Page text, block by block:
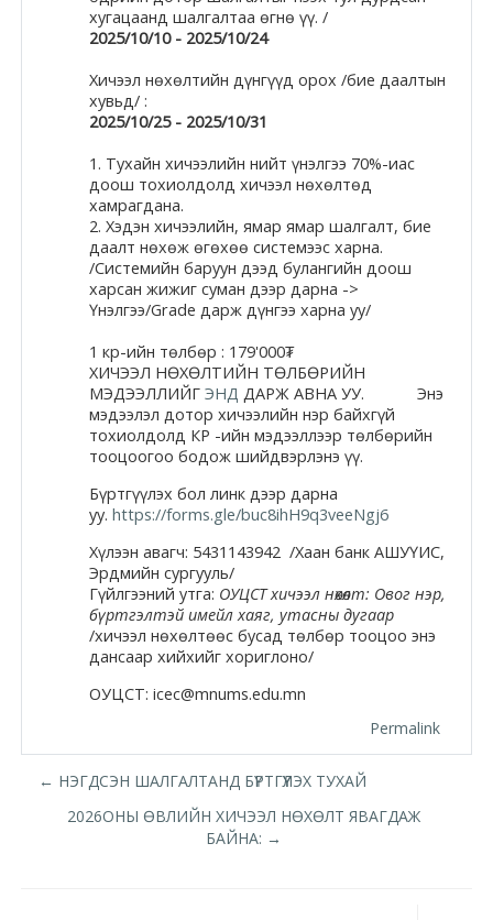
жишээ 2
community
Moodle
free support
Moodle
development
Moodle
Docs
Moodle.com
хугацаанд шалгалтаа өгнө үү. /
2025/10/10 - 2025/10/24
Хичээл нөхөлтийн дүнгүүд орох /бие даалтын
хувьд/ :
2025/10/25 - 2025/10/31
1. Тухайн хичээлийн нийт үнэлгээ 70%-иас
доош тохиолдолд хичээл нөхөлтөд
хамрагдана.
2. Хэдэн хичээлийн, ямар ямар шалгалт, бие
даалт нөхөж өгөхөө системээс харна.
/Системийн баруун дээд булангийн доош
харсан жижиг суман дээр дарна ->
Үнэлгээ/Grade дарж дүнгээ харна уу/
1 кр-ийн төлбөр : 179'000₮
ХИЧЭЭЛ НӨХӨЛТИЙН ТӨЛБӨРИЙН
МЭДЭЭЛЛИЙГ ЭНД ДАРЖ АВНА УУ. Энэ
мэдээлэл дотор хичээлийн нэр байхгүй
тохиолдолд КР -ийн мэдээллээр төлбөрийн
тооцоогоо бодож шийдвэрлэнэ үү.
Бүртгүүлэх бол линк дээр дарна
уу. https://forms.gle/buc8ihH9q3veeNgj6
Хүлээн авагч: 5431143942/Хаан банк АШУҮИС,
Эрдмийн сургууль/
Гүйлгээний утга: ОУЦСТ хичээл нөхөлт: Овог нэр,
бүртгэлтэй имейл хаяг, утасны дугаар
/хичээл нөхөлтөөс бусад төлбөр тооцоо энэ
дансаар хийхийг хориглоно/
ОУЦСТ: icec@mnums.edu.mn
Permalink
← НЭГДСЭН ШАЛГАЛТАНД БҮРТГҮҮЛЭХ ТУХАЙ
2026ОНЫ ӨВЛИЙН ХИЧЭЭЛ НӨХӨЛТ ЯВАГДАЖ
БАЙНА: →